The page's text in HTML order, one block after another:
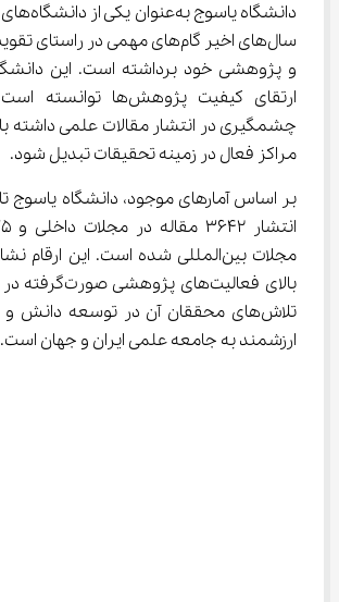
دانشگاه
سال‌های اخیر گام‌های مهمی در
و پژوهشی خود برداشته است. این
ارتقای کیفیت پژوهش‌ها
چشمگیری در انتشار مقالات علمی داشته
مراکز فعال در زمینه تحقیقات تبدیل شود.
بر اساس آمارهای موجود، دانشگاه یاسوج
بالای فعالیت‌های
ارزشمند به جامعه علمی ایران و جهان است.